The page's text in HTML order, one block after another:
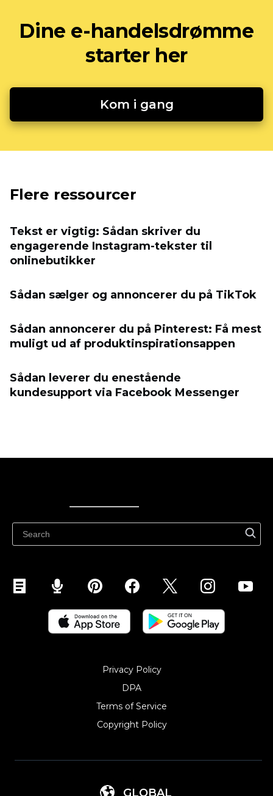
Dine e-handelsdrømme
starter her
Kom i gang
Flere ressourcer
Tekst er vigtig: Sådan skriver du
engagerende Instagram-tekster til
onlinebutikker
Sådan sælger og annoncerer du på TikTok
Sådan annoncerer du på Pinterest: Få mest
muligt ud af produktinspirationsappen
Sådan leverer du enestående
kundesupport via Facebook Messenger
Privacy Policy
DPA
Terms of Service
Copyright Policy‎
GLOBAL